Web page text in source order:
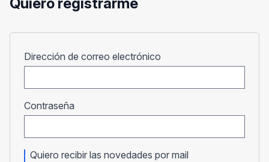
Dirección de correo electrónico
Contraseña
Quiero recibir las novedades por mail